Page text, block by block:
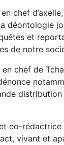
chef
déontologie
et
de notre
chef de
distribution
co-rédactrice
vivant et